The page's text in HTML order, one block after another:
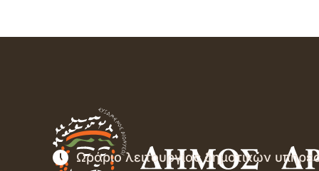
Ωράριο λειτουργίας δημοτικών